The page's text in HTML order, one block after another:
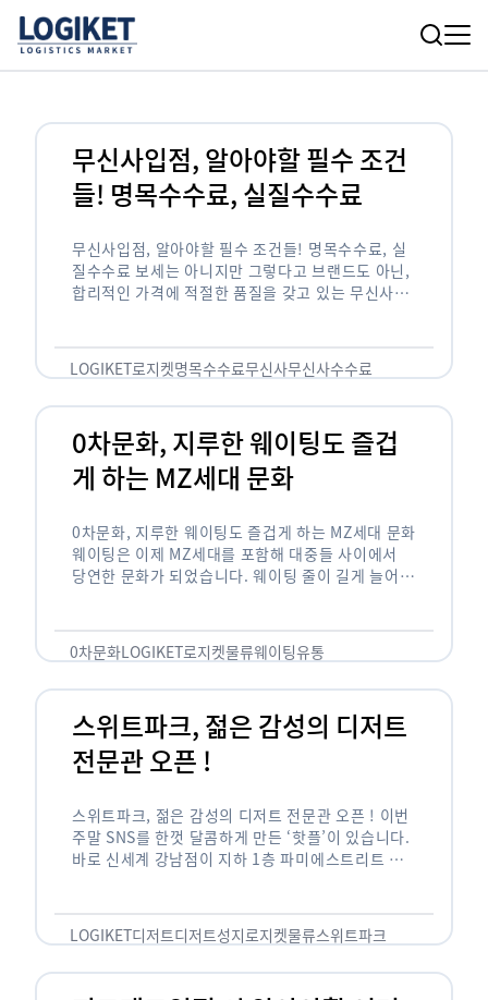
무신사입점, 알아야할 필수 조건
들! 명목수수료, 실질수수료
무신사입점, 알아야할 필수 조건들! 명목수수료, 실
질수수료 보세는 아니지만 그렇다고 브랜드도 아닌,
합리적인 가격에 적절한 품질을 갖고 있는 무신사!
LOGIKET로지켓명목수수료무신사무신사수수료
0차문화, 지루한 웨이팅도 즐겁
게 하는 MZ세대 문화
0차문화, 지루한 웨이팅도 즐겁게 하는 MZ세대 문화
웨이팅은 이제 MZ세대를 포함해 대중들 사이에서
당연한 문화가 되었습니다. 웨이팅 줄이 길게 늘어서
0차문화LOGIKET로지켓물류웨이팅유통
스위트파크, 젊은 감성의 디저트
전문관 오픈 !
스위트파크, 젊은 감성의 디저트 전문관 오픈 ! 이번
주말 SNS를 한껏 달콤하게 만든 ‘핫플’이 있습니다.
바로 신세계 강남점이 지하 1층 파미에스트리트 분
LOGIKET디저트디저트성지로지켓물류스위트파크